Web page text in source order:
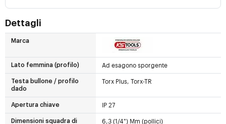
Dettagli
Marca
Lato femmina (profilo) Ad esagono sporgente
Testa bullone / profilo
dado
Torx Plus, Torx-TR
Apertura chiave IP 27
Dimensioni squadra di
6,3 (1/4") Mm (pollici)